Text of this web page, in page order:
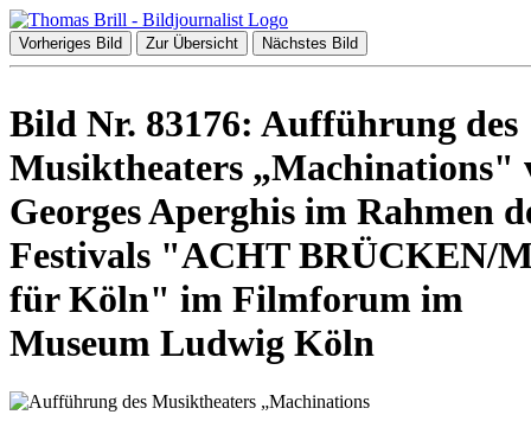
Vorheriges Bild Zur Übersicht Nächstes Bild
Bild Nr. 83176: Aufführung des
Musiktheaters „Machinations"
Georges Aperghis im Rahmen
Festivals "ACHT BRÜCKEN/
für Köln" im Filmforum im
Museum Ludwig Köln